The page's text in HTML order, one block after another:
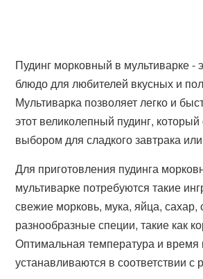
Пудинг морковный в мультиварке -
блюдо для любителей вкусных и
Мультиварка позволяет легко и
этот великолепный пудинг,
выбором для сладкого завтрака
Для приготовления пудинга
мультиварке потребуются такие
свежие морковь, мука, яйца, сахар,
разнообразные специи, такие как
Оптимальная температура и время
устанавливаются в соответствии с